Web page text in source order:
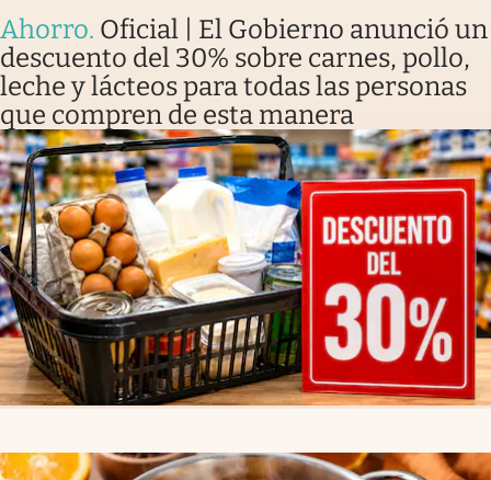
Ahorro. Oficial | El Gobierno anunció un
descuento del 30% sobre carnes, pollo,
leche y lácteos para todas las personas
que compren de esta manera